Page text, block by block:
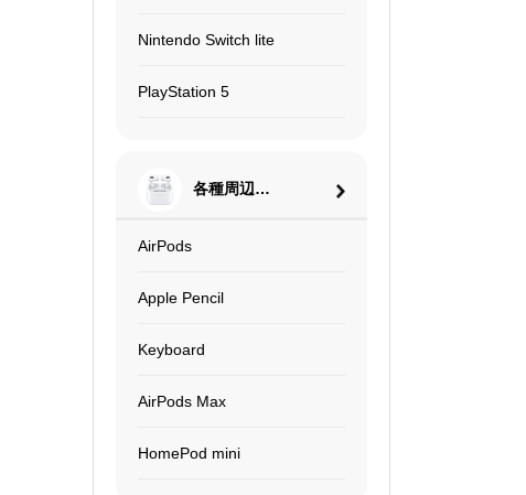
Nintendo Switch lite
PlayStation 5
各種周辺機
AirPods
Apple Pencil
Keyboard
AirPods Max
HomePod mini